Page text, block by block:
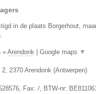
in de plaats Borgerhout,
» Arendonk Google maps ▼
2, 2370 Arendonk (Antwerpen)
, Fax: /, BTW-nr: